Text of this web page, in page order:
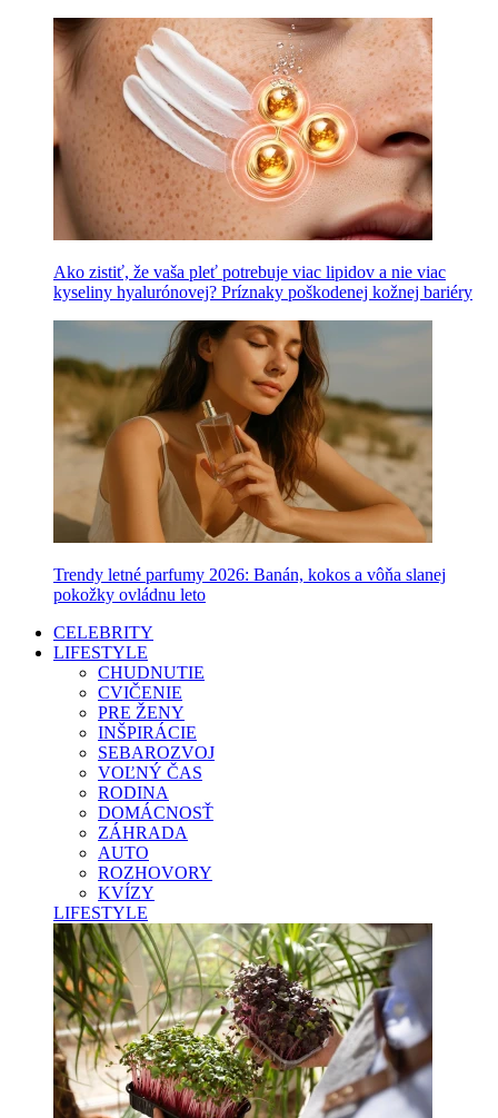
Ako zistiť, že vaša pleť potrebuje viac lipidov a nie viac
kyseliny hyalurónovej? Príznaky poškodenej kožnej bariéry
Trendy letné parfumy 2026: Banán, kokos a vôňa slanej
pokožky ovládnu leto
CELEBRITY
LIFESTYLE
CHUDNUTIE
CVIČENIE
PRE ŽENY
INŠPIRÁCIE
SEBAROZVOJ
VOĽNÝ ČAS
RODINA
DOMÁCNOSŤ
ZÁHRADA
AUTO
ROZHOVORY
KVÍZY
LIFESTYLE